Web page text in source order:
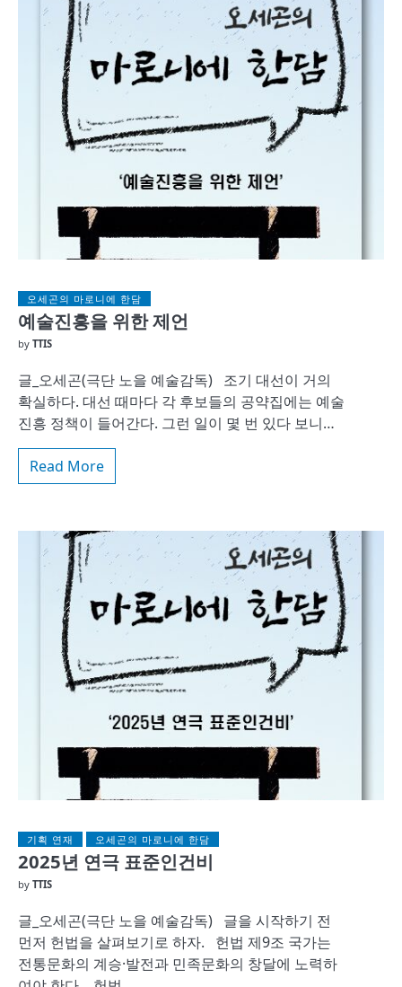
오세곤의 마로니에 한담
예술진흥을 위한 제언
by TTIS
글_오세곤(극단 노을 예술감독) 조기 대선이 거의
확실하다. 대선 때마다 각 후보들의 공약집에는 예술
진흥 정책이 들어간다. 그런 일이 몇 번 있다 보니…
Read More
기획 연재 오세곤의 마로니에 한담
2025년 연극 표준인건비
by TTIS
글_오세곤(극단 노을 예술감독) 글을 시작하기 전
먼저 헌법을 살펴보기로 하자. 헌법 제9조 국가는
전통문화의 계승·발전과 민족문화의 창달에 노력하